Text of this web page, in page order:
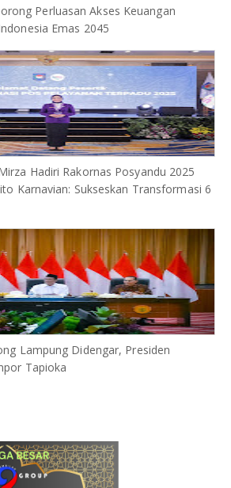
Perluasan Akses Keuangan
Emas 2045
Hadiri Rakornas Posyandu 2025
Karnavian: Sukseskan Transformasi 6
Lampung Didengar, Presiden
Tapioka